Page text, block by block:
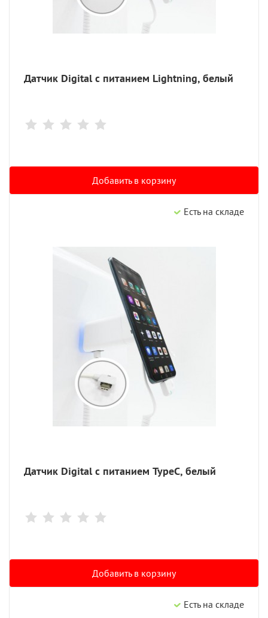
Датчик Digital с питанием Lightning, белый
Добавить в корзину
Есть на складе
Датчик Digital с питанием TypeC, белый
Добавить в корзину
Есть на складе